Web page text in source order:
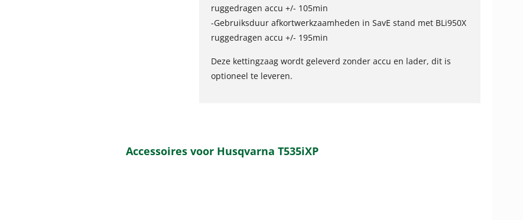
ruggedragen accu +/- 105min
-Gebruiksduur afkortwerkzaamheden in SavE stand met BLi950X
ruggedragen accu +/- 195min
Deze kettingzaag wordt geleverd zonder accu en lader, dit is
optioneel te leveren.
Accessoires voor Husqvarna T535iXP